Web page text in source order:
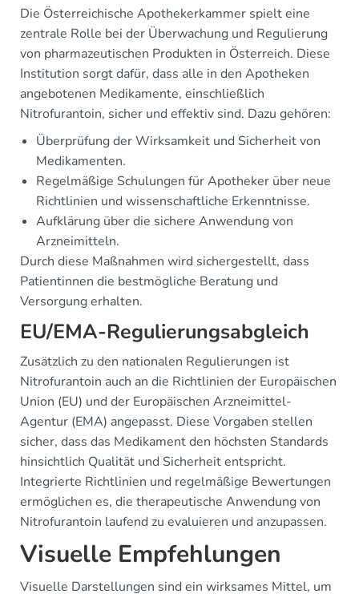
Die Österreichische Apothekerkammer spielt eine
zentrale Rolle bei der Überwachung und Regulierung
von pharmazeutischen Produkten in Österreich. Diese
Institution sorgt dafür, dass alle in den Apotheken
angebotenen Medikamente, einschließlich
Nitrofurantoin, sicher und effektiv sind. Dazu gehören:
Überprüfung der Wirksamkeit und Sicherheit von
Medikamenten.
Regelmäßige Schulungen für Apotheker über neue
Richtlinien und wissenschaftliche Erkenntnisse.
Aufklärung über die sichere Anwendung von
Arzneimitteln.
Durch diese Maßnahmen wird sichergestellt, dass
Patientinnen die bestmögliche Beratung und
Versorgung erhalten.
EU/EMA-Regulierungsabgleich
Zusätzlich zu den nationalen Regulierungen ist
Nitrofurantoin auch an die Richtlinien der Europäischen
Union (EU) und der Europäischen Arzneimittel-
Agentur (EMA) angepasst. Diese Vorgaben stellen
sicher, dass das Medikament den höchsten Standards
hinsichtlich Qualität und Sicherheit entspricht.
Integrierte Richtlinien und regelmäßige Bewertungen
ermöglichen es, die therapeutische Anwendung von
Nitrofurantoin laufend zu evaluieren und anzupassen.
Visuelle Empfehlungen
Visuelle Darstellungen sind ein wirksames Mittel, um